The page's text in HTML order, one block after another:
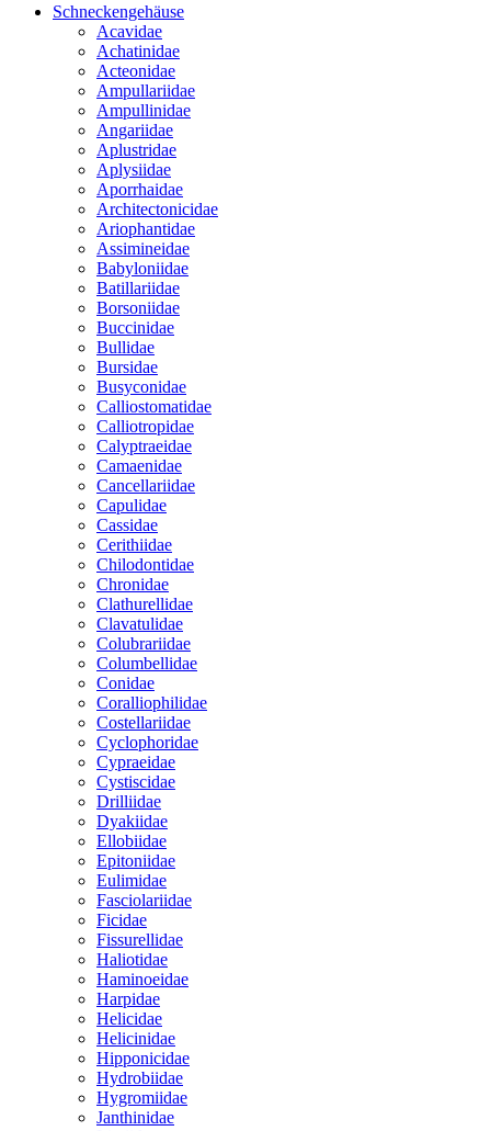
Schneckengehäuse
Acavidae
Achatinidae
Acteonidae
Ampullariidae
Ampullinidae
Angariidae
Aplustridae
Aplysiidae
Aporrhaidae
Architectonicidae
Ariophantidae
Assimineidae
Babyloniidae
Batillariidae
Borsoniidae
Buccinidae
Bullidae
Bursidae
Busyconidae
Calliostomatidae
Calliotropidae
Calyptraeidae
Camaenidae
Cancellariidae
Capulidae
Cassidae
Cerithiidae
Chilodontidae
Chronidae
Clathurellidae
Clavatulidae
Colubrariidae
Columbellidae
Conidae
Coralliophilidae
Costellariidae
Cyclophoridae
Cypraeidae
Cystiscidae
Drilliidae
Dyakiidae
Ellobiidae
Epitoniidae
Eulimidae
Fasciolariidae
Ficidae
Fissurellidae
Haliotidae
Haminoeidae
Harpidae
Helicidae
Helicinidae
Hipponicidae
Hydrobiidae
Hygromiidae
Janthinidae